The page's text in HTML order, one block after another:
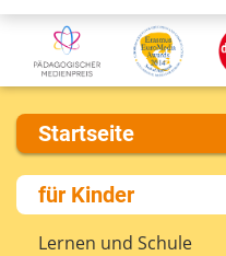
Startseite
Über uns
Presse
Kontakt
für Kinder
Lernen und Schule